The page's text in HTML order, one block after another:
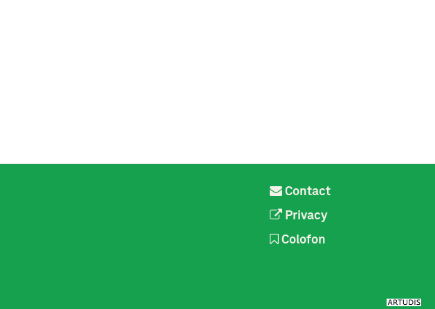
Contact
Privacy
Colofon